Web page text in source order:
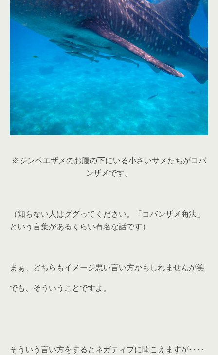
※ジンベエザメのお腹の下にいる小さいサメたちがコバ
ンザメです。
（知らない人はググってください。「コバンザメ商法」
という言葉があるくらい有名な話です）
まぁ、どちらもイメージ悪い言い方かもしれませんが笑
でも、そういうことですよ。
そういう言い方をするとネガティブに聞こえますが････